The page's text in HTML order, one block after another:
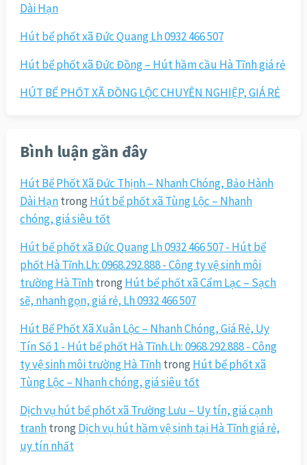
Dài Hạn
Hút bể phốt xã Đức Quang Lh 0932 466 507
Hút bể phốt xã Đức Đồng – Hút hầm cầu Hà Tĩnh giá rẻ
HÚT BỂ PHỐT XÃ ĐỒNG LỘC CHUYÊN NGHIỆP, GIÁ RẺ
Bình luận gần đây
Hút Bể Phốt Xã Đức Thịnh – Nhanh Chóng, Bảo Hành
Dài Hạntrong Hút bể phốt xã Tùng Lộc – Nhanh
chóng, giá siêu tốt
Hút bể phốt xã Đức Quang Lh 0932 466 507 - Hút bể
phốt Hà Tĩnh.Lh: 0968.292.888 - Công ty vệ sinh môi
trường Hà Tĩnhtrong Hút bể phốt xã Cẩm Lạc – Sạch
sẽ, nhanh gọn, giá rẻ, Lh 0932 466 507
Hút Bể Phốt Xã Xuân Lộc – Nhanh Chóng, Giá Rẻ, Uy
Tín Số 1 - Hút bể phốt Hà Tĩnh.Lh: 0968.292.888 - Công
ty vệ sinh môi trường Hà Tĩnhtrong Hút bể phốt xã
Tùng Lộc – Nhanh chóng, giá siêu tốt
Dịch vụ hút bể phốt xã Trường Lưu – Uy tín, giá cạnh
tranhtrong Dịch vụ hút hầm vệ sinh tại Hà Tĩnh giá rẻ,
uy tín nhất